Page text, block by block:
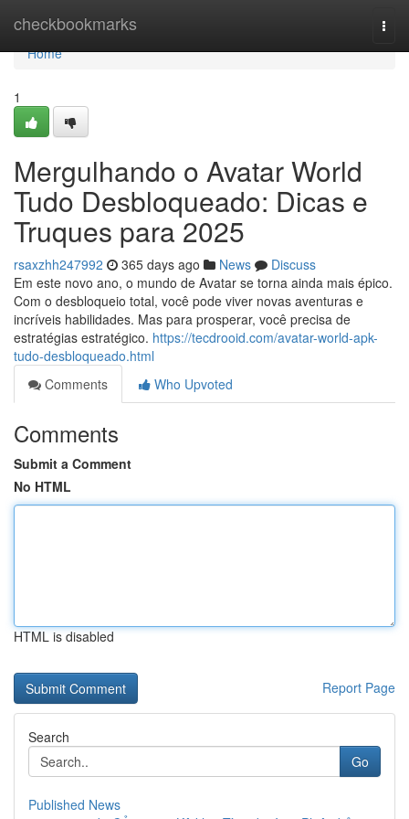
checkbookmarks
Home
Home
1
Mergulhando o Avatar World
Tudo Desbloqueado: Dicas e
Truques para 2025
rsaxzhh247992 365 days ago News
Discuss
Em este novo ano, o mundo de Avatar se torna ainda mais épico.
Com o desbloqueio total, você pode viver novas aventuras e
incríveis habilidades. Mas para prosperar, você precisa de
estratégias estratégico. https://tecdrooid.com/avatar-world-apk-
tudo-desbloqueado.html
Comments
Who Upvoted
Comments
Submit a Comment
No HTML
HTML is disabled
Report Page
Search
Go
Published News